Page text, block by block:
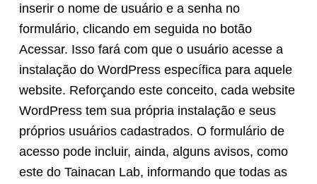
inserir o nome de usuário e a senha no
formulário, clicando em seguida no botão
Acessar. Isso fará com que o usuário acesse a
instalação do WordPress específica para aquele
website. Reforçando este conceito, cada website
WordPress tem sua própria instalação e seus
próprios usuários cadastrados. O formulário de
acesso pode incluir, ainda, alguns avisos, como
este do Tainacan Lab, informando que todas as